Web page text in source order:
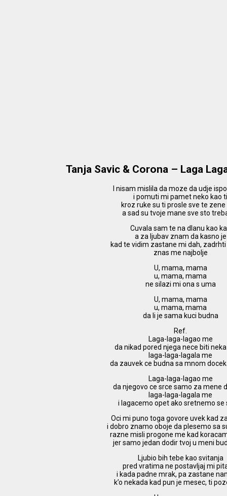
Tanja Savic & Corona – Laga
I nisam mislila da moze da udje
i pomuti mi pamet neko kao
kroz ruke su ti prosle sve te zene
a sad su tvoje mane sve sto
Cuvala sam te na dlanu kao
a za ljubav znam da kasno je
kad te vidim zastane mi dah,
znas me najbolje
U, mama, mama
u, mama, mama
ne silazi mi ona s uma
U, mama, mama
u, mama, mama
da li je sama kuci budna
Ref.
Laga-laga-lagao me
da nikad pored njega nece biti
laga-laga-lagala me
da zauvek ce budna sa mnom
Laga-laga-lagao me
da njegovo ce srce samo za mene
laga-laga-lagala me
i lagacemo opet ako sretnemo se
Oci mi puno toga govore uvek kad
i dobro znamo oboje da plesemo sa
razne misli progone me kad
jer samo jedan dodir tvoj u meni
Ljubio bih tebe kao svitanja
pred vratima ne postavljaj mi
i kada padne mrak, pa zastane
k’o nekada kad pun je mesec, ti